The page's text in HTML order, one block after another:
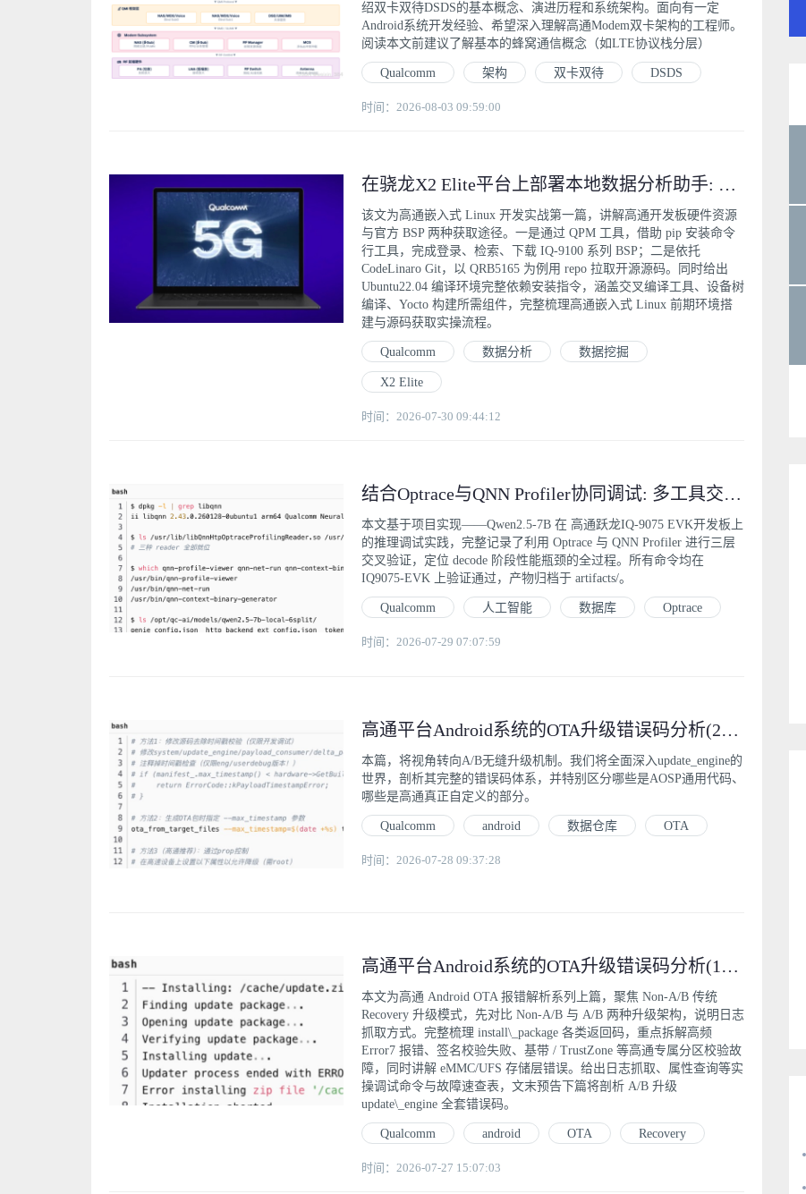
绍双卡双待DSDS的基本概念、演进历程和系统架构。面向有一定
Android系统开发经验、希望深入理解高通Modem双卡架构的工程师。
阅读本文前建议了解基本的蜂窝通信概念（如LTE协议栈分层）
Qualcomm 架构 双卡双待 DSDS
时间：2026-08-03 09:59:00
在骁龙X2 Elite平台上部署本地数据分析助手: 自动图表生成与报告输出
该文为高通嵌入式 Linux 开发实战第一篇，讲解高通开发板硬件资源
与官方 BSP 两种获取途径。一是通过 QPM 工具，借助 pip 安装命令
行工具，完成登录、检索、下载 IQ-9100 系列 BSP；二是依托
CodeLinaro Git，以 QRB5165 为例用 repo 拉取开源源码。同时给出
Ubuntu22.04 编译环境完整依赖安装指令，涵盖交叉编译工具、设备树
编译、Yocto 构建所需组件，完整梳理高通嵌入式 Linux 前期环境搭
建与源码获取实操流程。
Qualcomm 数据分析 数据挖掘
X2 Elite
时间：2026-07-30 09:44:12
结合Optrace与QNN Profiler协同调试: 多工具交叉验证AI推理瓶颈
本文基于项目实现——Qwen2.5-7B 在 高通跃龙IQ-9075 EVK开发板上
的推理调试实践，完整记录了利用 Optrace 与 QNN Profiler 进行三层
交叉验证，定位 decode 阶段性能瓶颈的全过程。所有命令均在
IQ9075-EVK 上验证通过，产物归档于 artifacts/。
Qualcomm 人工智能 数据库 Optrace
时间：2026-07-29 07:07:59
高通平台Android系统的OTA升级错误码分析(2): A/B无缝升级update_engine错误码深度剖析
本篇，将视角转向A/B无缝升级机制。我们将全面深入update_engine的
世界，剖析其完整的错误码体系，并特别区分哪些是AOSP通用代码、
哪些是高通真正自定义的部分。
Qualcomm android 数据仓库 OTA
时间：2026-07-28 09:37:28
高通平台Android系统的OTA升级错误码分析(1): 解读Recovery日志中的专属报错
本文为高通 Android OTA 报错解析系列上篇，聚焦 Non-A/B 传统
Recovery 升级模式，先对比 Non-A/B 与 A/B 两种升级架构，说明日志
抓取方式。完整梳理 install\_package 各类返回码，重点拆解高频
Error7 报错、签名校验失败、基带 / TrustZone 等高通专属分区校验故
障，同时讲解 eMMC/UFS 存储层错误。给出日志抓取、属性查询等实
操调试命令与故障速查表，文末预告下篇将剖析 A/B 升级
update\_engine 全套错误码。
Qualcomm android OTA Recovery
时间：2026-07-27 15:07:03